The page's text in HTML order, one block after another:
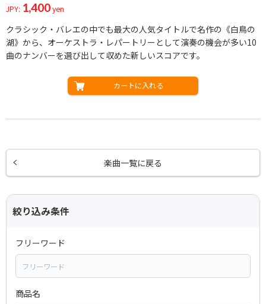
JPY: 1,400yen
クラシック・バレエの中でも最大の人気タイトルで名作の《白鳥の
湖》から、オーケストラ・レパートリーとして演奏の機会が多い10
曲のナンバーを選び出して収めた新しいスコアです。
カートに入れる
楽曲一覧に戻る
絞り込み条件
フリーワード
商品名